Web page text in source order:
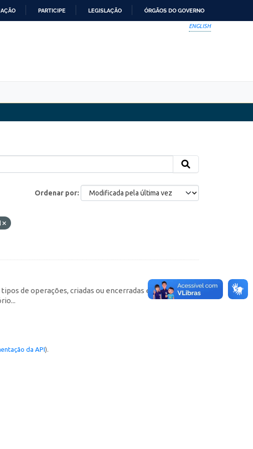
PARTICIPE LEGISLAÇÃO ÓRGÃOS DO GOVERNO
ENGLISH
Ordenar por
de operações, criadas ou encerradas em cada
da API).